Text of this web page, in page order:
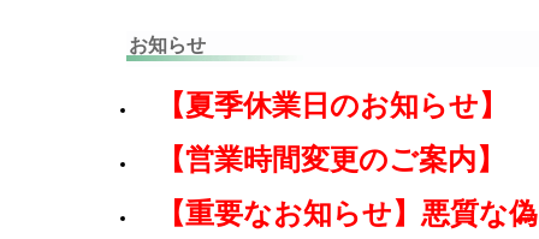
お知らせ
【夏季休業日のお知らせ】
【営業時間変更のご案内】
【重要なお知らせ】悪質な